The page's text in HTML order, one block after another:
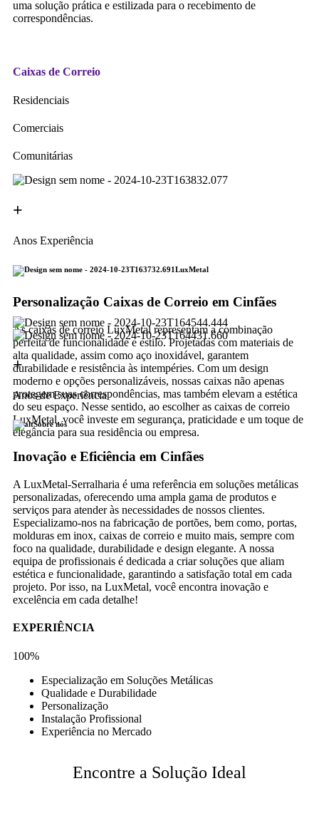
uma solução prática e estilizada para o recebimento de
correspondências.
Caixas de Correio
Residenciais
Comerciais
Comunitárias
+
Anos Experiência
LuxMetal
Personalização Caixas de Correio em Cinfães
As caixas de correio LuxMetal representam a combinação
perfeita de funcionalidade e estilo. Projetadas com materiais de
alta qualidade, assim como aço inoxidável, garantem
durabilidade e resistência às intempéries. Com um design
moderno e opções personalizáveis, nossas caixas não apenas
protegem suas correspondências, mas também elevam a estética
do seu espaço. Nesse sentido, ao escolher as caixas de correio
LuxMetal, você investe em segurança, praticidade e um toque de
elegância para sua residência ou empresa.
+
Anos de Experiência
Sobre nós
Inovação e Eficiência em Cinfães
A LuxMetal-Serralharia é uma referência em soluções metálicas
personalizadas, oferecendo uma ampla gama de produtos e
serviços para atender às necessidades de nossos clientes.
Especializamo-nos na fabricação de portões, bem como, portas,
molduras em inox, caixas de correio e muito mais, sempre com
foco na qualidade, durabilidade e design elegante. A nossa
equipa de profissionais é dedicada a criar soluções que aliam
estética e funcionalidade, garantindo a satisfação total em cada
projeto. Por isso, na LuxMetal, você encontra inovação e
excelência em cada detalhe!
EXPERIÊNCIA
100%
Especialização em Soluções Metálicas
Qualidade e Durabilidade
Personalização
Instalação Profissional
Experiência no Mercado
Encontre a Solução Ideal